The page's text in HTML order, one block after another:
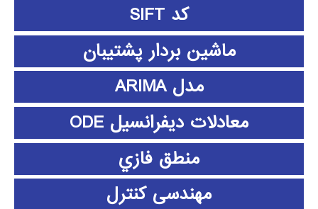
کد SIFT
ماشین بردار پشتیبان
مدل ARIMA
معادلات دیفرانسیل ODE
منطق فازي
مهندسی کنترل